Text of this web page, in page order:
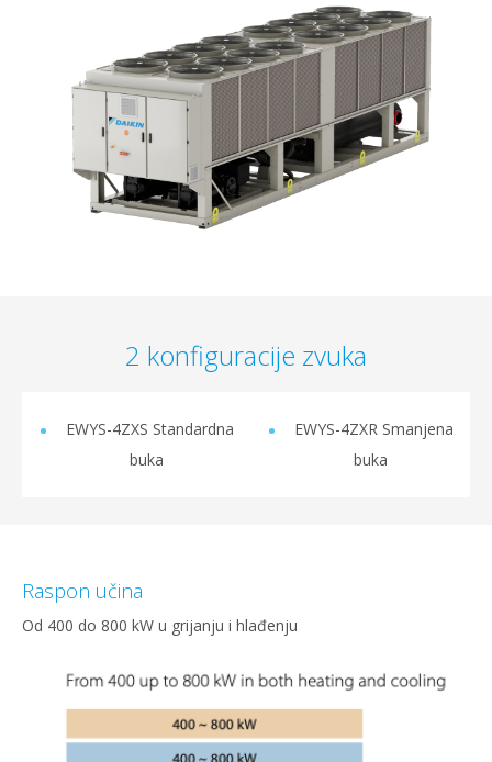
2 konfiguracije zvuka
EWYS-4ZXS Standardna
buka
EWYS-4ZXR Smanjena
buka
Raspon učina
Od 400 do 800 kW u grijanju i hlađenju